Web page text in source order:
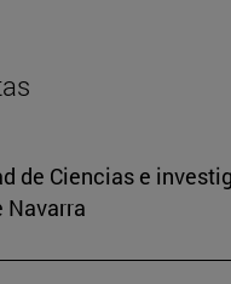
de Ciencias e
Navarra